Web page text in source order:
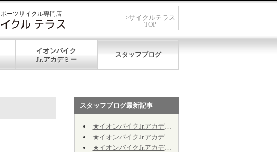
ーツサイクル専門店
>サイクルテラス
TOP
イオンバイク スタッフブログ
スタッフブログ最新記事
★イオンバイクJr.アカデミー★第12期★第５回★明日7/19、開催致します★
★イオンバイクJr.アカデミー★第12期★第４回★明日7/11、振り替え開催致します★
★イオンバイクJr.アカデミー★第12期★2026年9月の開催日程のお知らせ